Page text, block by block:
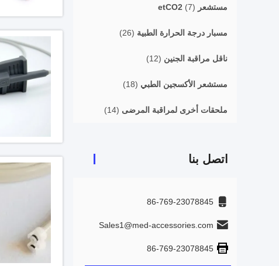
مستشعر etCO2 (7)
مسبار درجة الحرارة الطبية (26)
ناقل مراقبة الجنين (12)
مستشعر الأكسجين الطبي (18)
ملحقات أخرى لمراقبة المرضى (14)
اتصل بنا
86-769-23078845
Sales1@med-accessories.com
86-769-23078845